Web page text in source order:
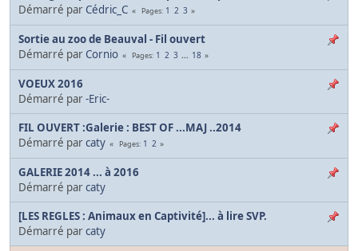
Démarré par Cédric_C Pages 1 2 3
Sortie au zoo de Beauval - Fil ouvert
Démarré par Cornio Pages 1 2 3 ... 18
VOEUX 2016
Démarré par-Eric-
FIL OUVERT :Galerie : BEST OF ...MAJ ..2014
Démarré parcaty Pages 1 2
GALERIE 2014 ... à 2016
Démarré parcaty
[LES REGLES : Animaux en Captivité]... à lire SVP.
Démarré parcaty